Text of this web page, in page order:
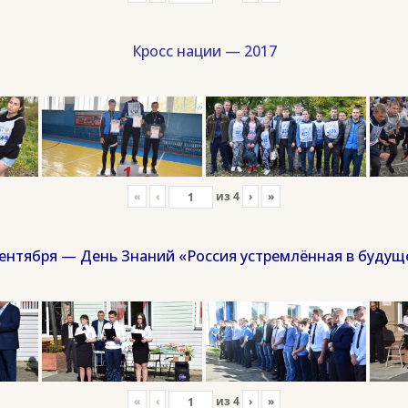
Кросс нации — 2017
« ‹ из 4 › »
— День Знаний «Россия устремлённая в
« ‹ из 4 › »